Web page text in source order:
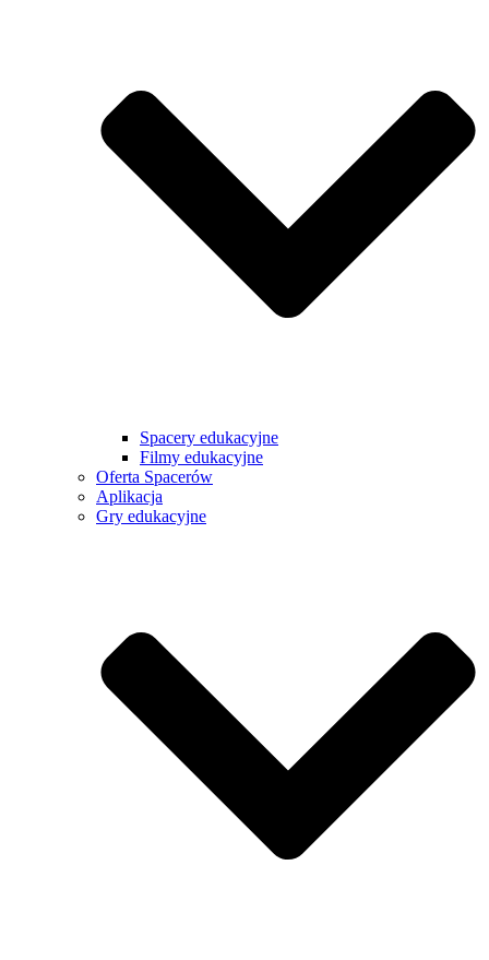
Spacery edukacyjne
Filmy edukacyjne
Oferta Spacerów
Aplikacja
Gry edukacyjne